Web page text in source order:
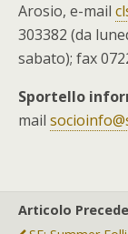
Arosio, e-mail
303382 (da
sabato); fax
Sportello
mail
Articolo